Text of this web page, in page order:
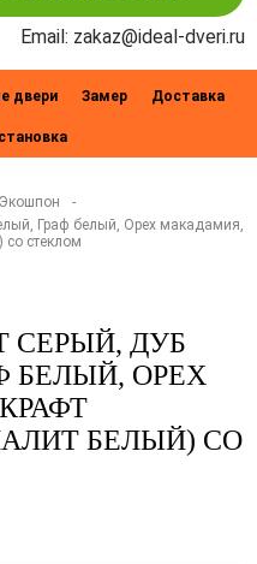
Email: zakaz@ideal-dveri.ru
двери Замер Доставка
Экошпон
-
Граф белый, Орех макадамия,
стеклом
СЕРЫЙ, ДУБ
БЕЛЫЙ, ОРЕХ
БЕЛЫЙ) СО